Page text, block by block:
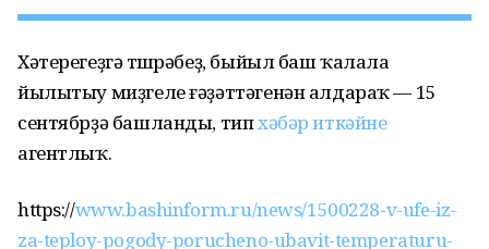
Хәтерегеҙгә төшөрәбеҙ, быйыл баш ҡалала
йылытыу миҙгеле ғәҙәттәгенән алдараҡ — 15
сентябрҙә башланды, типхәбәр иткәйне
агентлыҡ.
https://www.bashinform.ru/news/1500228-v-ufe-iz-
za-teploy-pogody-porucheno-ubavit-temperaturu-